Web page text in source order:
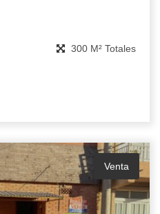
300 M² Totales
Venta